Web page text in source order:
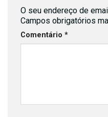
O seu endereço de
Campos obrigatórios
Comentário *